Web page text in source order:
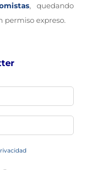
, quedando
permiso expreso.